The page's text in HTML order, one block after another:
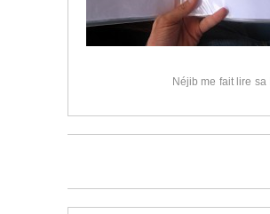
Néjib me fait lire sa